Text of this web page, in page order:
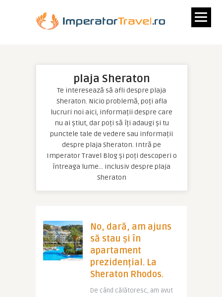
plaja Sheraton
Te interesează să afli despre plaja
Sheraton. Nicio problemă, poți afla
lucruri noi aici, informații despre care
nu ai știut, dar poți să îți adaugi și tu
punctele tale de vedere sau informații
despre plaja Sheraton. Intră pe
Imperator Travel Blog și poți descoperi o
întreaga lume… inclusiv despre plaja
Sheraton
No, dară, am ajuns
să stau și în
apartament
prezidențial. La
Sheraton Rhodos.
De când călătoresc, am avut